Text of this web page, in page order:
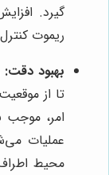
گیرد.
ریموت
بهبود دقت:
تا از
امر، موجب
عملیات
محیط